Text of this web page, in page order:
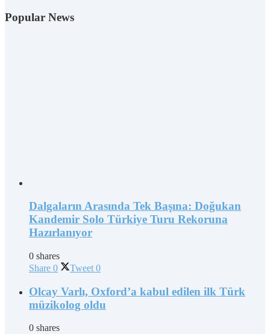
Popular News
Dalgaların Arasında Tek Başına: Doğukan
Kandemir Solo Türkiye Turu Rekoruna
Hazırlanıyor
0 shares
Share 0 Tweet 0
Olcay Varlı, Oxford’a kabul edilen ilk Türk
müzikolog oldu
0 shares